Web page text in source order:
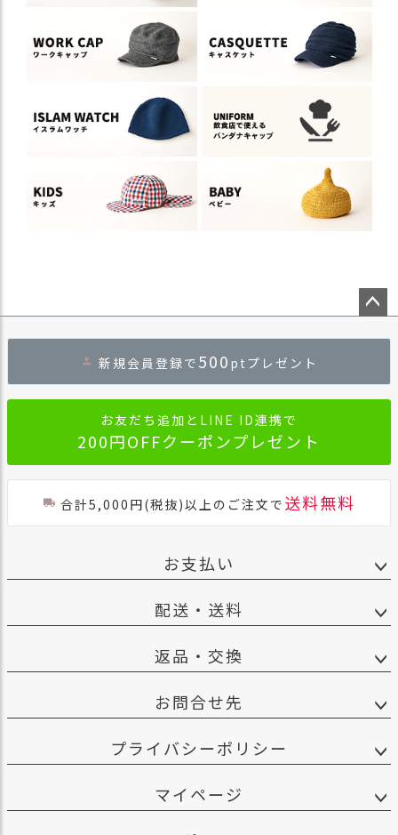
ジト
へ
新規会員登録で 500 ptプレゼント
お友だち追加とLINE ID連携で
200円OFFクーポンプレゼント
合計5,000円(税抜)以上のご注文で 送料無料
お支払い
配送・送料
返品・交換
お問合せ先
プライバシーポリシー
マイページ